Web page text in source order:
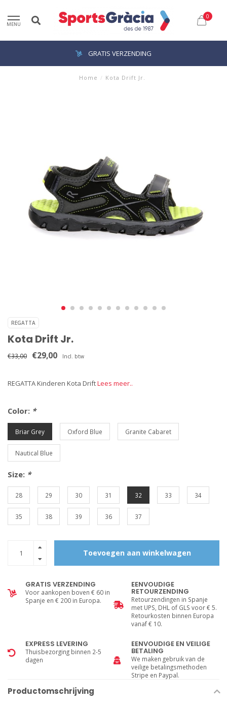
MENU
0
GRATIS VERZENDING
Home / Kota Drift Jr.
REGATTA
Kota Drift Jr.
€33,00 €29,00 Incl. btw
REGATTA Kinderen Kota DriftLees meer..
Color: *
Briar Grey Oxford Blue Granite Cabaret
Nautical Blue
Size: *
28 29 30 31 32 33 34
35 38 39 36 37
Toevoegen aan winkelwagen
GRATIS VERZENDING
Voor aankopen boven € 60 in
Spanje en € 200 in Europa.
EENVOUDIGE
RETOURZENDING
Retourzendingen in Spanje
met UPS, DHL of GLS voor € 5.
Retourkosten binnen Europa
vanaf € 10.
EXPRESS LEVERING
Thuisbezorging binnen 2-5
dagen
EENVOUDIGE EN VEILIGE
BETALING
We maken gebruik van de
veilige betalingsmethoden
Stripe en Paypal.
Productomschrijving